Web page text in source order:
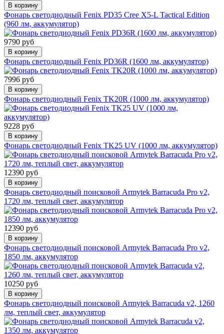
В корзину
Фонарь светодиодный Fenix PD35 Cree X5-L Tactical Edition
(960 лм, аккумулятор)
9790 руб
В корзину
Фонарь светодиодный Fenix PD36R (1600 лм, аккумулятор)
7996 руб
В корзину
Фонарь светодиодный Fenix TK20R (1000 лм, аккумулятор)
9228 руб
В корзину
Фонарь светодиодный Fenix TK25 UV (1000 лм, аккумулятор)
12390 руб
В корзину
Фонарь светодиодный поисковой Armytek Barracuda Pro v2,
1720 лм, теплый свет, аккумулятор
12390 руб
В корзину
Фонарь светодиодный поисковой Armytek Barracuda Pro v2,
1850 лм, аккумулятор
10250 руб
В корзину
Фонарь светодиодный поисковой Armytek Barracuda v2, 1260
лм, теплый свет, аккумулятор